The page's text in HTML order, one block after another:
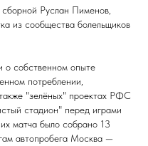
Руслан Пименов,
из сообщества болельщиков
о собственном опыте
потреблении,
"зелёных" проектах РФС
стадион" перед играми
матча было собрано 13
автопробега Москва —